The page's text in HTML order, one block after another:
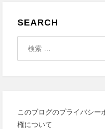
SEARCH
このブログのプライバシー
権について